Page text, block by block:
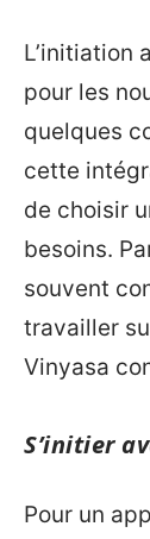
L’initiation
pour les
quelques
cette
de choisir
besoins.
souvent
travailler
Vinyasa
S’initier
Pour un